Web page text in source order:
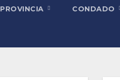
PROVINCIA CONDADO